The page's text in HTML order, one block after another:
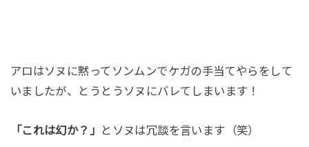
アロはソヌに黙ってソンムンでケガの手当てやらをして
いましたが、とうとうソヌにバレてしまいます！
「これは幻か？」 とソヌは冗談を言います（笑）